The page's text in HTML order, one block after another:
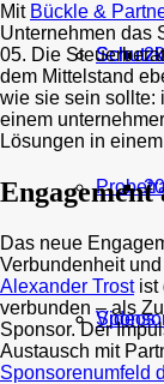
Videos
Mit Bückle &
Unternehmen das
05. Die
dem Mittelstand
wie sie sein sollte:
einem
Lösungen in
Das neue
Verbundenheit
Alexander Trostist
verbunden – als
Sponsor. Der
Austausch mit
Sponsorenumfeld